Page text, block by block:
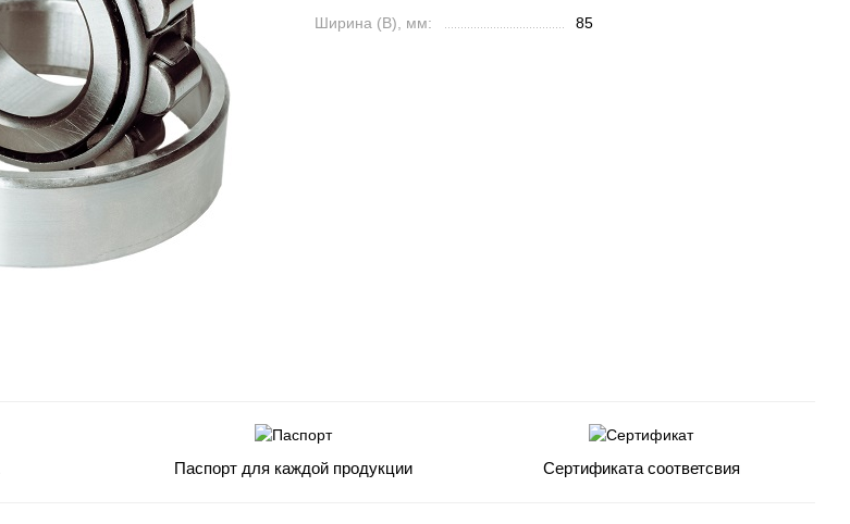
Ширина (B), мм:
85
Паспорт для каждой продукции Сертификата соответсвия